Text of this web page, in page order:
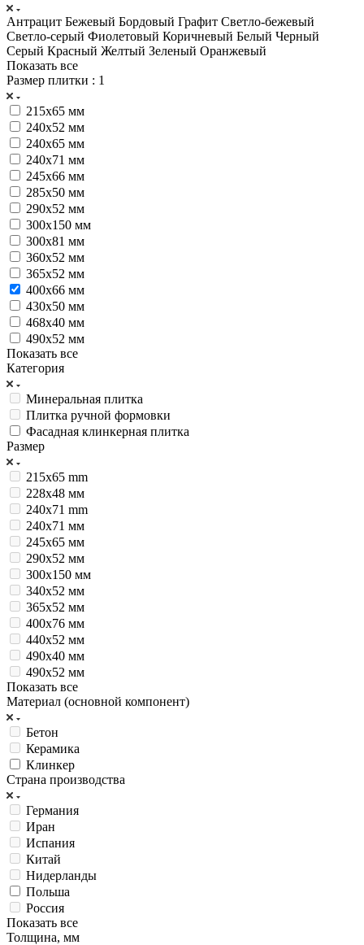
Антрацит Бежевый Бордовый Графит Светло-бежевый
Светло-серый Фиолетовый Коричневый Белый Черный
Серый Красный Желтый Зеленый Оранжевый
Показать все
Размер плитки : 1
215х65 мм
240x52 мм
240x65 мм
240x71 мм
245х66 мм
285х50 мм
290x52 мм
300х150 мм
300х81 мм
360x52 мм
365x52 мм
400х66 мм
430х50 мм
468x40 мм
490х52 мм
Показать все
Категория
Минеральная плитка
Плитка ручной формовки
Фасадная клинкерная плитка
Размер
215x65 mm
228х48 мм
240x71 mm
240х71 мм
245х65 мм
290х52 мм
300х150 мм
340х52 мм
365х52 мм
400х76 мм
440х52 мм
490х40 мм
490х52 мм
Показать все
Материал (основной компонент)
Бетон
Керамика
Клинкер
Страна производства
Германия
Иран
Испания
Китай
Нидерланды
Польша
Россия
Показать все
Толщина, мм